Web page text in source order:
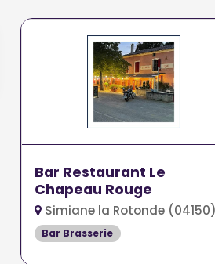
Bar Restaurant Le
Chapeau Rouge
Simiane la Rotonde (04150)
Bar Brasserie